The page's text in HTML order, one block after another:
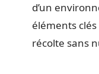
d’un
éléments
récolte sans